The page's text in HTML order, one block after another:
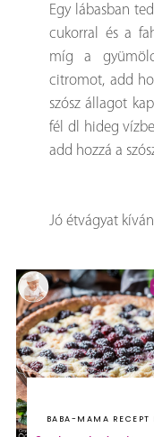
Egy lábasban
cukorral és a
míg a
citromot, add
szósz állagot
fél dl hideg
add hozzá a
Jó étvágyat
BABA-MAMA RECEPT